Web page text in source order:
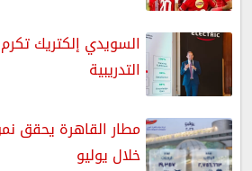
السويدي إلكتريك
التدريبية
مطار القاهرة يحقق
خلال يوليو